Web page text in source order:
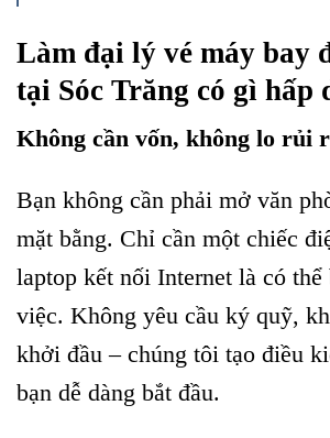
Làm đại lý vé máy bay
tại Sóc Trăng có gì hấp
Không cần vốn, không lo rủi
Bạn không cần phải mở văn
mặt bằng. Chỉ cần một chiếc
laptop kết nối Internet là có thể
việc. Không yêu cầu ký quỹ,
khởi đầu – chúng tôi tạo điều
bạn dễ dàng bắt đầu.